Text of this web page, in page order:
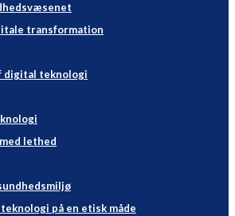
transformation
digital teknologi
lethed
på en etisk måde